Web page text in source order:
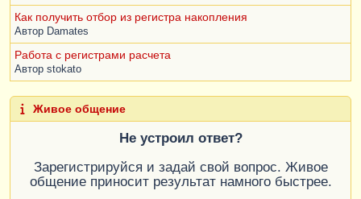
Как получить отбор из регистра накопления
Автор Damates
Работа с регистрами расчета
Автор stokato
Живое общение
Не устроил ответ?
Зарегистрируйся и задай свой вопрос. Живое
общение приносит результат намного быстрее.